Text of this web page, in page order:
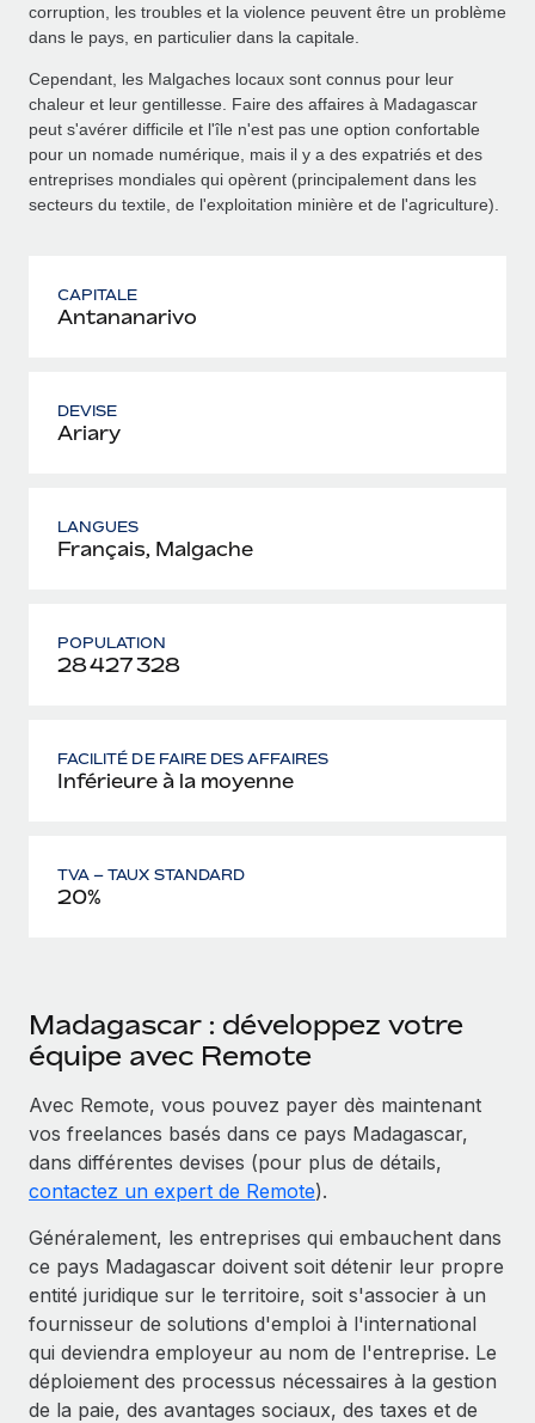
corruption, les troubles et la violence peuvent être un problème
dans le pays, en particulier dans la capitale.
Cependant, les Malgaches locaux sont connus pour leur
chaleur et leur gentillesse. Faire des affaires à Madagascar
peut s'avérer difficile et l'île n'est pas une option confortable
pour un nomade numérique, mais il y a des expatriés et des
entreprises mondiales qui opèrent (principalement dans les
secteurs du textile, de l'exploitation minière et de l'agriculture).
CAPITALE
Antananarivo
DEVISE
Ariary
LANGUES
Français, Malgache
POPULATION
28 427 328
FACILITÉ DE FAIRE DES AFFAIRES
Inférieure à la moyenne
TVA – TAUX STANDARD
20%
Madagascar : développez votre
équipe avec Remote
Avec Remote, vous pouvez payer dès maintenant
vos freelances basés dans ce pays Madagascar,
dans différentes devises (pour plus de détails,
contactez un expert de Remote).
Généralement, les entreprises qui embauchent dans
ce pays Madagascar doivent soit détenir leur propre
entité juridique sur le territoire, soit s'associer à un
fournisseur de solutions d'emploi à l'international
qui deviendra employeur au nom de l'entreprise. Le
déploiement des processus nécessaires à la gestion
de la paie, des avantages sociaux, des taxes et de